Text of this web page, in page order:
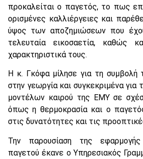
προκαλείται ο παγετός, το πως
ορισμένες καλλιέργειες και
ύψος των αποζημιώσεων που
τελευταία εικοσαετία, καθώς
χαρακτηριστικά τους.
Η κ. Γκόφα μίλησε για τη συμβολή
στην γεωργία και συγκεκριμένα
μοντέλων καιρού της ΕΜΥ σε
όπως η θερμοκρασία και ο
στις δυνατότητες και τις
Την παρουσίαση της εφαρμογής
παγετού έκανε ο Υπηρεσιακός